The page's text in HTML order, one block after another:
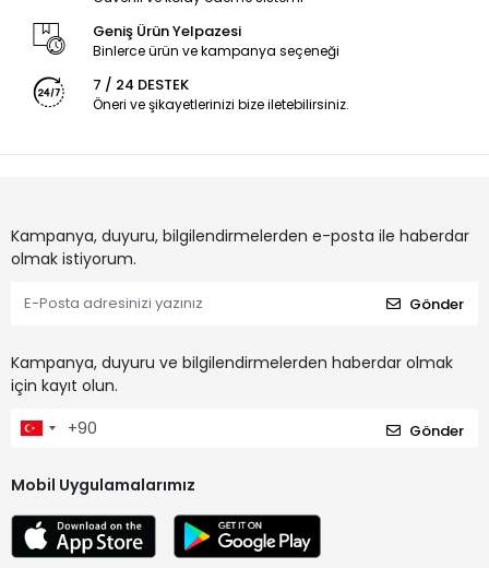
Geniş Ürün Yelpazesi
Binlerce ürün ve kampanya seçeneği
7 / 24 DESTEK
Öneri ve şikayetlerinizi bize iletebilirsiniz.
Kampanya, duyuru, bilgilendirmelerden e-posta ile haberdar
olmak istiyorum.
Gönder
Kampanya, duyuru ve bilgilendirmelerden haberdar olmak
için kayıt olun.
Gönder
Mobil Uygulamalarımız